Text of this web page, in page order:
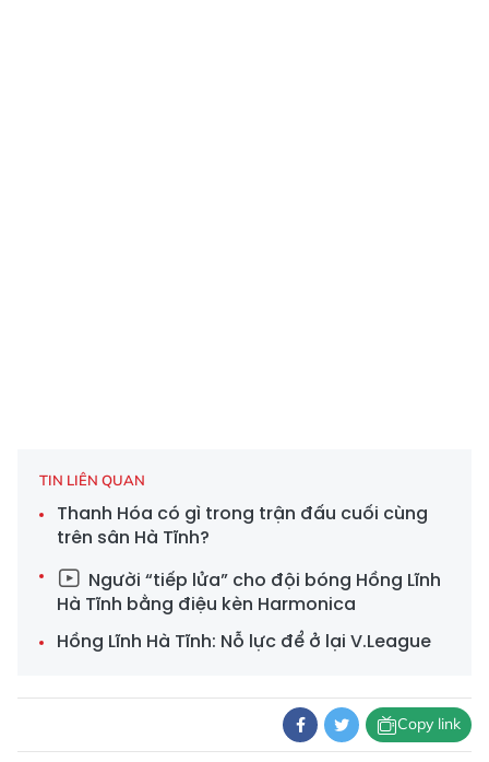
TIN LIÊN QUAN
Thanh Hóa có gì trong trận đấu cuối cùng
trên sân Hà Tĩnh?
Người “tiếp lửa” cho đội bóng Hồng Lĩnh
Hà Tĩnh bằng điệu kèn Harmonica
Hồng Lĩnh Hà Tĩnh: Nỗ lực để ở lại V.League
Copy link